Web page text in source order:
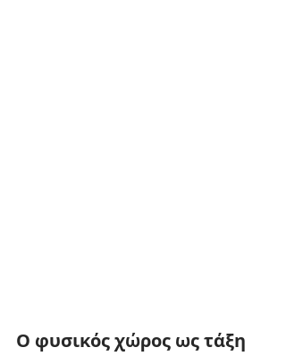
Ο φυσικός χώρος ως τάξη